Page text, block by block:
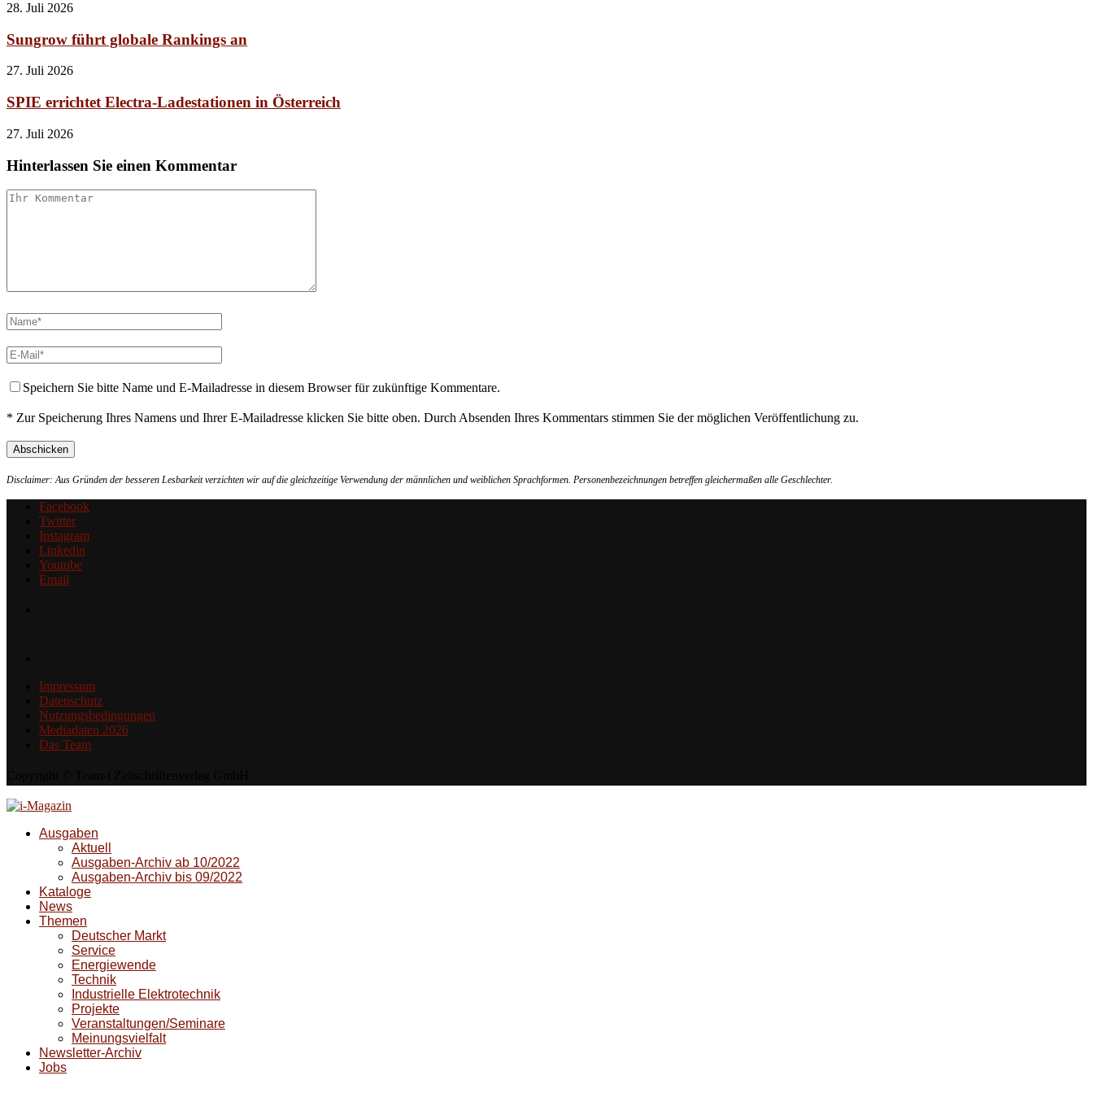
28. Juli 2026
Sungrow führt globale Rankings an
27. Juli 2026
SPIE errichtet Electra-Ladestationen in Österreich
27. Juli 2026
Hinterlassen Sie einen Kommentar
Speichern Sie bitte Name und E-Mailadresse in diesem Browser für zukünftige Kommentare.
* Zur Speicherung Ihres Namens und Ihrer E-Mailadresse klicken Sie bitte oben. Durch Absenden Ihres Kommentars stimmen Sie der möglichen Veröffentlichung zu.
Disclaimer: Aus Gründen der besseren Lesbarkeit verzichten wir auf die gleichzeitige Verwendung der männlichen und weiblichen Sprachformen. Personenbezeichnungen betreffen gleichermaßen alle Geschlechter.
Facebook
Twitter
Instagram
Linkedin
Youtube
Email
Impressum
Datenschutz
Nutzungsbedingungen
Mediadaten 2026
Das Team
Ausgaben
Aktuell
Ausgaben-Archiv ab 10/2022
Ausgaben-Archiv bis 09/2022
Kataloge
News
Themen
Deutscher Markt
Service
Energiewende
Technik
Industrielle Elektrotechnik
Projekte
Veranstaltungen/Seminare
Meinungsvielfalt
Newsletter-Archiv
Jobs